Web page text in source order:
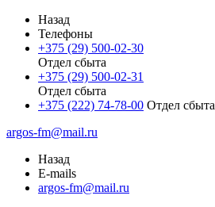
Назад
Телефоны
+375 (29) 500-02-30
Отдел сбыта
+375 (29) 500-02-31
Отдел сбыта
+375 (222) 74-78-00 Отдел сбыта
argos-fm@mail.ru
Назад
E-mails
argos-fm@mail.ru